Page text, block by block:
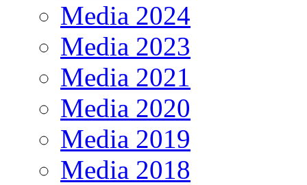
Media 2024
Media 2023
Media 2021
Media 2020
Media 2019
Media 2018